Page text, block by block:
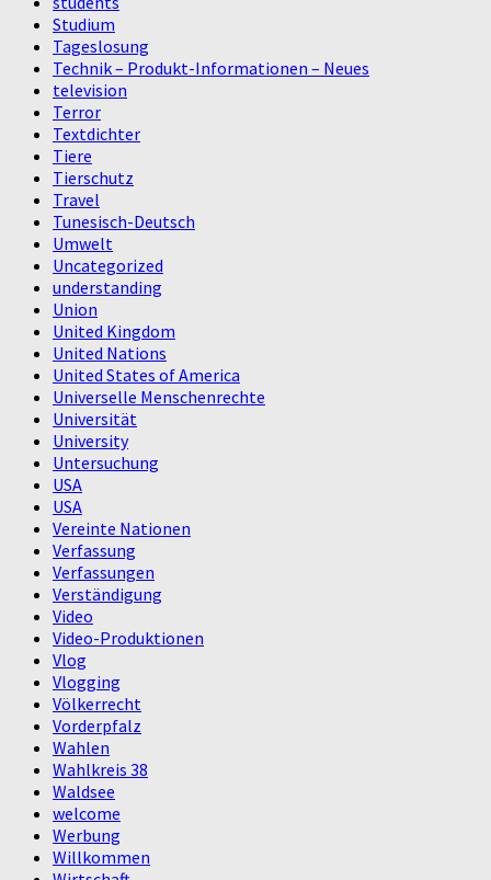
Studium
Tageslosung
Technik – Produkt-Informationen – Neues
television
Terror
Textdichter
Tiere
Tierschutz
Travel
Tunesisch-Deutsch
Umwelt
Uncategorized
understanding
Union
United Kingdom
United Nations
United States of America
Universelle Menschenrechte
Universität
University
Untersuchung
USA
USA
Vereinte Nationen
Verfassung
Verfassungen
Verständigung
Video
Video-Produktionen
Vlog
Vlogging
Völkerrecht
Vorderpfalz
Wahlen
Wahlkreis 38
Waldsee
welcome
Werbung
Willkommen